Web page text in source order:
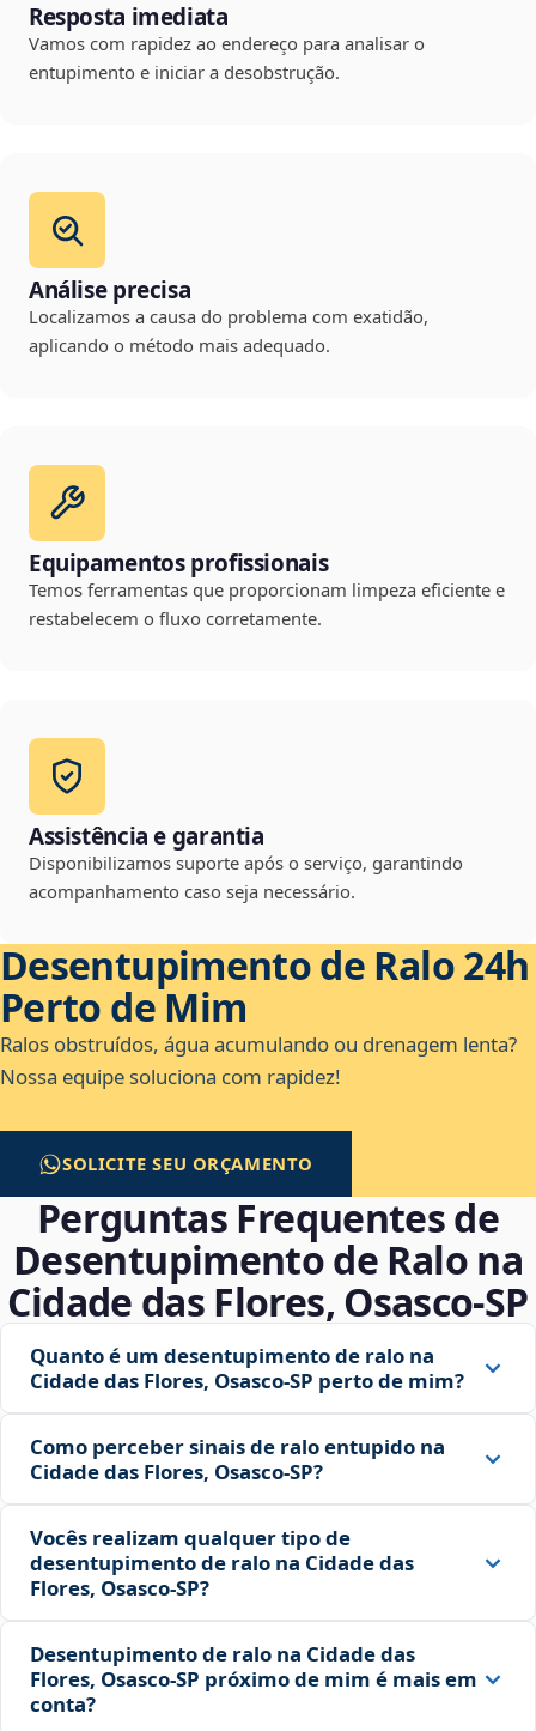
Resposta imediata
Vamos com rapidez ao endereço para analisar o
entupimento e iniciar a desobstrução.
Análise precisa
Localizamos a causa do problema com exatidão,
aplicando o método mais adequado.
Equipamentos profissionais
Temos ferramentas que proporcionam limpeza eficiente e
restabelecem o fluxo corretamente.
Assistência e garantia
Disponibilizamos suporte após o serviço, garantindo
acompanhamento caso seja necessário.
Desentupimento de Ralo 24h
Perto de Mim
Ralos obstruídos, água acumulando ou drenagem lenta?
Nossa equipe soluciona com rapidez!
SOLICITE SEU ORÇAMENTO
Perguntas Frequentes de
Desentupimento de Ralo na
Cidade das Flores, Osasco‑SP
Quanto é um desentupimento de ralo na
Cidade das Flores, Osasco‑SP perto de mim?
Como perceber sinais de ralo entupido na
Cidade das Flores, Osasco‑SP?
Vocês realizam qualquer tipo de
desentupimento de ralo na Cidade das
Flores, Osasco‑SP?
Desentupimento de ralo na Cidade das
Flores, Osasco‑SP próximo de mim é mais em
conta?